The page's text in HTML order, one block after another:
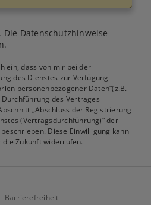
Die Datenschutzhinweise
ein, dass von mir bei der
des Dienstes zur Verfügung
personenbezogener Daten“(z.B.
Durchführung des Vertrages
„Abschluss der Registrierung
(Vertragsdurchführung)“ der
Diese Einwilligung kann
Zukunft widerrufen.
Barrierefreiheit